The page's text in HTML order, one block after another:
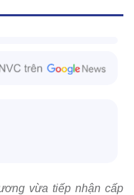
vừa tiếp nhận cấp